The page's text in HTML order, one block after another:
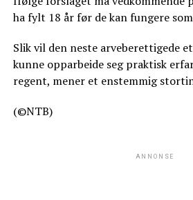
ha fylt 18 år før de kan fungere
Slik vil den neste arveberettigede
kunne opparbeide seg praktisk
regent, mener et enstemmig
(©NTB)
ANNONSE